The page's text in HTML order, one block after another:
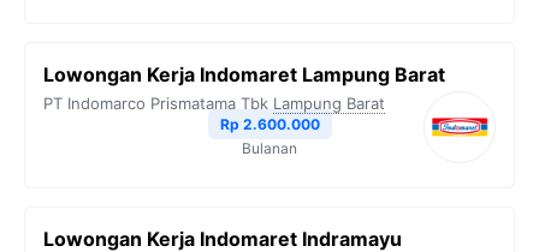
Lowongan Kerja Indomaret Lampung Barat
PT Indomarco Prismatama Tbk Lampung Barat
Rp 2.600.000
Bulanan
Lowongan Kerja Indomaret Indramayu